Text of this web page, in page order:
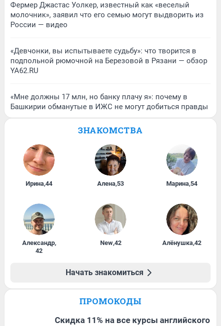
Фермер Джастас Уолкер, известный как «веселый
молочник», заявил что его семью могут выдворить из
России — видео
«Девчонки, вы испытываете судьбу»: что творится в
подпольной рюмочной на Березовой в Рязани — обзор
YA62.RU
«Мне должны 17 млн, но банку плачу я»: почему в
Башкирии обманутые в ИЖС не могут добиться правды
ЗНАКОМСТВА
Ирина,44 Алена,53 Марина,54
Александр,
42
New,42 Алёнушка,42
Начать знакомиться
ПРОМОКОДЫ
Скидка 11% на все курсы английского